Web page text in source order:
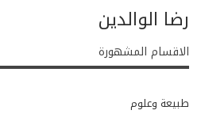
رضا الوالدين
الاقسام المشهورة
طبيعة وعلوم